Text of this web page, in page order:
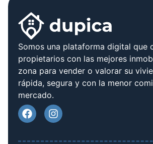
Somos una plataforma digital que
propietarios con las mejores
zona para vender o valorar su
rápida, segura y con la menor
mercado.